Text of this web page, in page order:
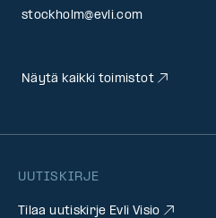
UUTISKIRJE
Tilaa uutiskirje Evli Visio
stockholm@evli.com
Näytä kaikki toimistot